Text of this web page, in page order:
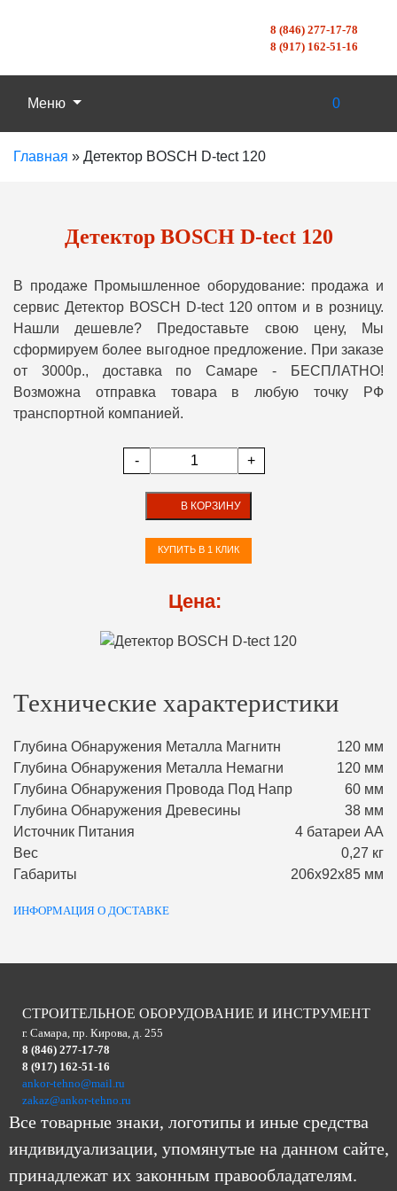
8 (846) 277-17-78
8 (917) 162-51-16
Меню 0
Главная » Детектор BOSCH D-tect 120
Детектор BOSCH D-tect 120
В продаже Промышленное оборудование: продажа и
сервис Детектор BOSCH D-tect 120 оптом и в розницу.
Нашли дешевле? Предоставьте свою цену, Мы
сформируем более выгодное предложение. При заказе
от 3000р., доставка по Самаре - БЕСПЛАТНО!
Возможна отправка товара в любую точку РФ
транспортной компанией.
- +
В КОРЗИНУ
КУПИТЬ В 1 КЛИК
Цена:
Технические характеристики
Глубина Обнаружения Металла Магнитн
120 мм
Глубина Обнаружения Металла Немагни
120 мм
Глубина Обнаружения Провода Под Напр
60 мм
Глубина Обнаружения Древесины
38 мм
Источник Питания
4 батареи АА
Вес
0,27 кг
Габариты
206х92х85 мм
ИНФОРМАЦИЯ О ДОСТАВКЕ
СТРОИТЕЛЬНОЕ ОБОРУДОВАНИЕ И ИНСТРУМЕНТ
г. Самара, пр. Кирова, д. 255
8 (846) 277-17-78
8 (917) 162-51-16
ankor-tehno@mail.ru
zakaz@ankor-tehno.ru
Все товарные знаки, логотипы и иные средства
индивидуализации, упомянутые на данном сайте,
принадлежат их законным правообладателям.